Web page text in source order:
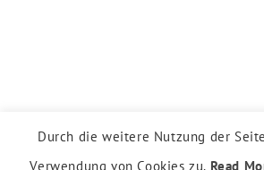
Durch die weitere Nutzung der
Verwendung von Cookies zu. Read